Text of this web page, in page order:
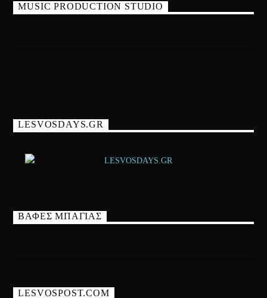
MUSIC PRODUCTION STUDIO
LESVOSDAYS.GR
ΒΑΦΕΣ ΜΠΑΓΙΑΣ
LESVOSPOST.COM